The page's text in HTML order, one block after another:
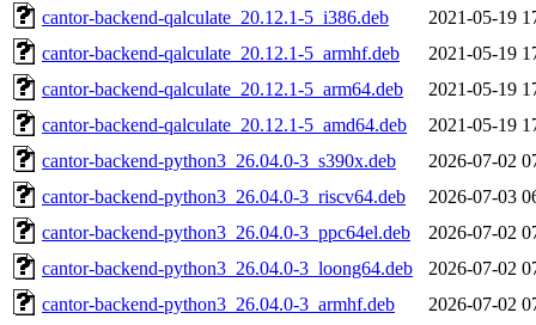
cantor-backend-qalculate_20.12.1-5_i386.deb
2021-05-19
cantor-backend-qalculate_20.12.1-5_armhf.deb
2021-05-19
cantor-backend-qalculate_20.12.1-5_arm64.deb
2021-05-19
cantor-backend-qalculate_20.12.1-5_amd64.deb
2021-05-19
cantor-backend-python3_26.04.0-3_s390x.deb
2026-07-02
cantor-backend-python3_26.04.0-3_riscv64.deb
2026-07-03
cantor-backend-python3_26.04.0-3_ppc64el.deb
2026-07-02
cantor-backend-python3_26.04.0-3_loong64.deb
2026-07-02
cantor-backend-python3_26.04.0-3_armhf.deb
2026-07-02